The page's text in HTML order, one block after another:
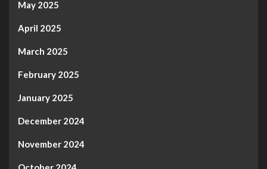
May 2025
April 2025
March 2025
February 2025
January 2025
December 2024
November 2024